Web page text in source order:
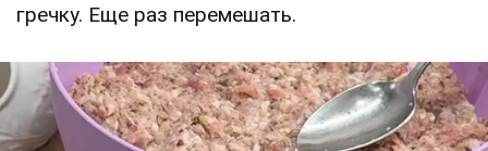
гречку. Еще раз перемешать.